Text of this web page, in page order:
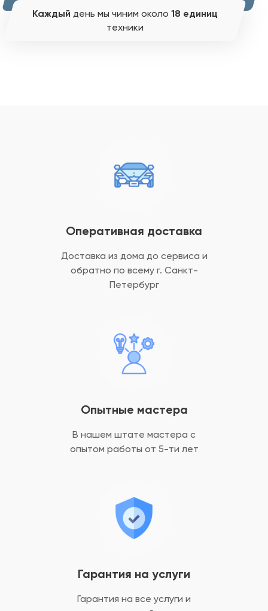
Каждый день мы чиним около 18 единиц
техники
Оперативная доставка
Доставка из дома до сервиса и
обратно по всему г. Санкт-
Петербург
Гарантия на услуги
Гарантия на все услуги и
Опытные мастера
В нашем штате мастера с
опытом работы от 5-ти лет